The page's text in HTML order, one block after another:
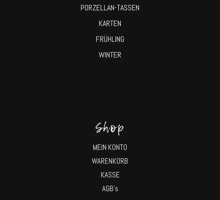
PORZELLAN-TASSEN
KARTEN
FRÜHLING
WINTER
Shop
MEIN KONTO
WARENKORB
KASSE
AGB’s